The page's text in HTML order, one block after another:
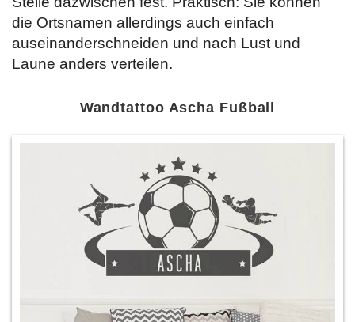
die Ortsnamen allerdings auch einfach
auseinanderschneiden und nach Lust und
Laune anders verteilen.
Wandtattoo Ascha Fußball